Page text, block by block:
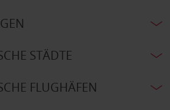
STÄDTE
FLUGHÄFEN